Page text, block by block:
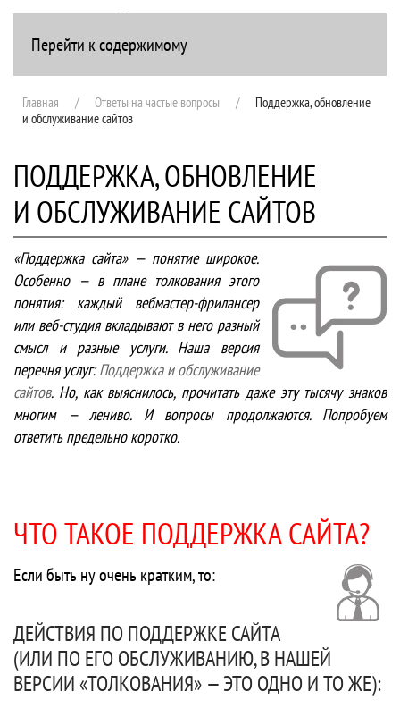
Перейти к содержимому+7(916) 107-51-99
Главная Ответы на частые вопросы
Поддержка, обновление
и обслуживание сайтов
ПОДДЕРЖКА, ОБНОВЛЕНИЕ
И ОБСЛУЖИВАНИЕ САЙТОВ
«Поддержка сайта» — понятие широкое.
Особенно — в плане толкования этого
понятия: каждый вебмастер-фрилансер
или веб-студия вкладывают в него разный
смысл и разные услуги. Наша версия
перечня услуг:Поддержка и обслуживание
сайтов. Но, как выяснилось, прочитать даже эту тысячу знаков
многим — лениво. И вопросы продолжаются. Попробуем
ответить предельно коротко.
ЧТО ТАКОЕ ПОДДЕРЖКА САЙТА?
Если быть ну очень кратким, то:
ДЕЙСТВИЯ ПО ПОДДЕРЖКЕ САЙТА
(ИЛИ ПО ЕГО ОБСЛУЖИВАНИЮ, В НАШЕЙ
ВЕРСИИ «ТОЛКОВАНИЯ» — ЭТО ОДНО И ТО ЖЕ):